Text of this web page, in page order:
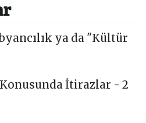
ya da "Kültür
İtirazlar - 2